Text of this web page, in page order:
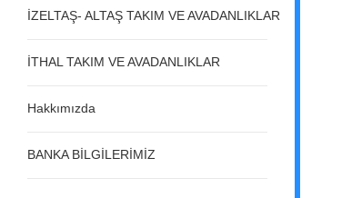
İZELTAŞ- ALTAŞ TAKIM VE AVADANLIKLAR
İTHAL TAKIM VE AVADANLIKLAR
Hakkımızda
BANKA BİLGİLERİMİZ